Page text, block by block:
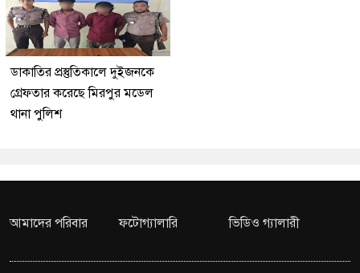
ডাকাতির প্রস্তুতিকালে দুইজনকে
গ্রেফতার করেছে মিরপুর মডেল
থানা পুলিশ
আমাদের পরিবার ফটোগ্যালারি ভিডিও গ্যালারী